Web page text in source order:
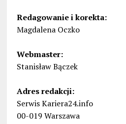
Redagowanie i korekta:
Magdalena Oczko
Webmaster:
Stanisław Bączek
Adres redakcji:
Serwis Kariera24.info
00-019 Warszawa